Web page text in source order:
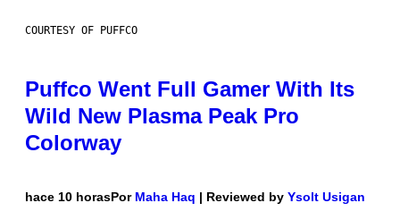
COURTESY OF PUFFCO
Puffco Went Full Gamer With Its
Wild New Plasma Peak Pro
Colorway
hace 10 horasPor Maha Haq | Reviewed by Ysolt Usigan